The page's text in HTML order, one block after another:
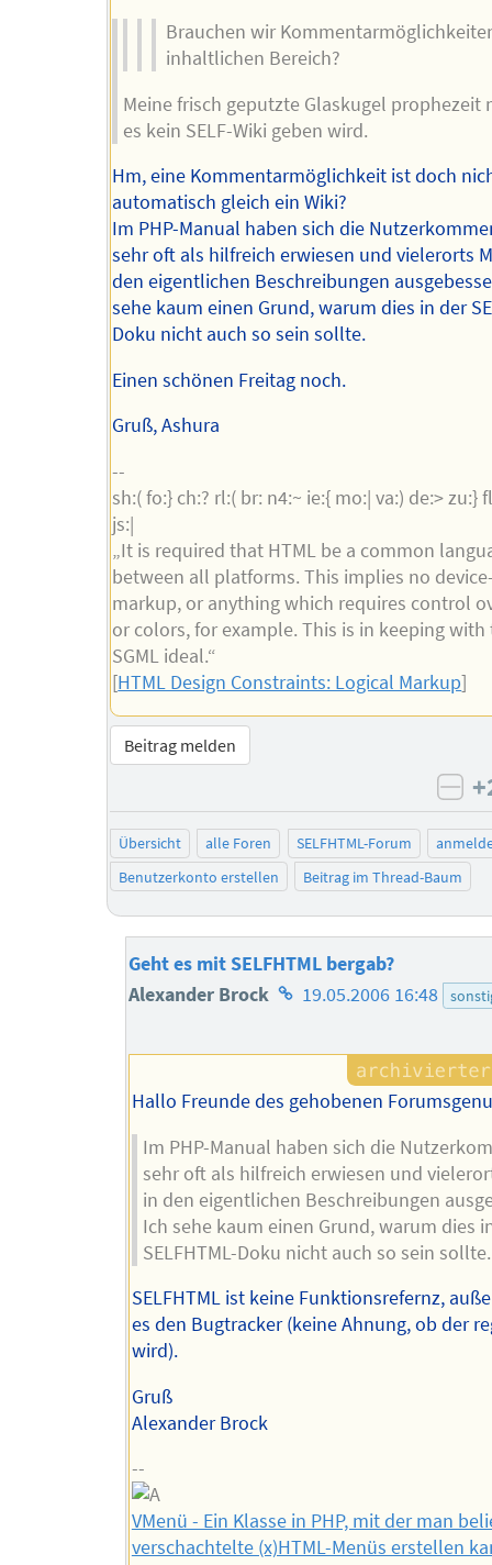
Brauchen wir
inhaltlichen Bereich?
Meine frisch geputzte Glaskugel prophezeit
es kein SELF-Wiki geben wird.
Hm, eine Kommentarmöglichkeit ist doch
automatisch gleich ein Wiki?
Im PHP-Manual haben sich die
sehr oft als hilfreich erwiesen und vielerorts
den eigentlichen Beschreibungen
sehe kaum einen Grund, warum dies in der
Doku nicht auch so sein sollte.
Einen schönen Freitag noch.
Gruß, Ashura
--
sh:( fo:} ch:? rl:( br: n4:~ ie:{ mo:| va:) de:> zu:}
js:|
„It is required that HTML be a common
between all platforms. This implies no
markup, or anything which requires control
or colors, for example. This is in keeping with
SGML ideal.“
[HTML Design Constraints: Logical Markup]
Beitrag melden
Übersicht alle Foren SELFHTML-Forum
Benutzerkonto erstellen
Beitrag im Thread-Baum
Geht es mit SELFHTML bergab?
Alexander Brock Homepage
Autors
19.05.2006 16:48
Hallo Freunde des gehobenen
Im PHP-Manual haben sich die
sehr oft als hilfreich erwiesen und
in den eigentlichen Beschreibungen
Ich sehe kaum einen Grund, warum dies
SELFHTML-Doku nicht auch so sein sollte.
SELFHTML ist keine Funktionsrefernz,
es den Bugtracker (keine Ahnung, ob der
wird).
Gruß
Alexander Brock
--
VMenü - Ein Klasse in PHP, mit der man
verschachtelte (x)HTML-Menüs erstellen